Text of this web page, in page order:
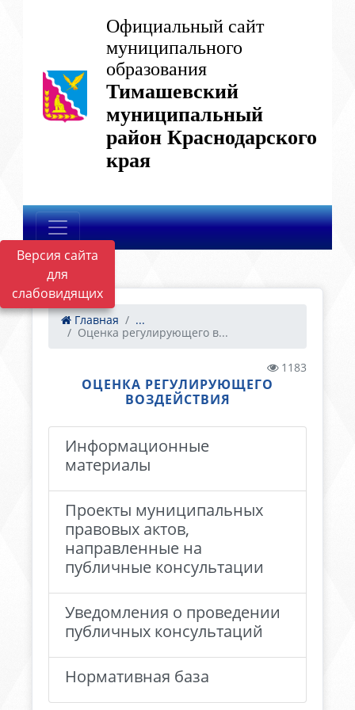
Версия сайта
для
слабовидящих
Официальный сайт
муниципального
образования
Тимашевский
муниципальный
район Краснодарского
края
Главная
...
Оценка регулирующего в...
1183
ОЦЕНКА РЕГУЛИРУЮЩЕГО
ВОЗДЕЙСТВИЯ
Информационные
материалы
Проекты муниципальных
правовых актов,
направленные на
публичные консультации
Уведомления о проведении
публичных консультаций
Нормативная база